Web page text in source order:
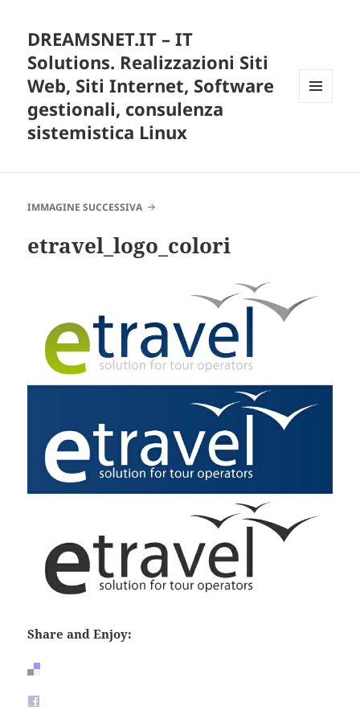
DREAMSNET.IT – IT
Solutions. Realizzazioni Siti
Web, Siti Internet, Software
gestionali, consulenza
sistemistica Linux
IMMAGINE SUCCESSIVA
etravel_logo_colori
Share and Enjoy: